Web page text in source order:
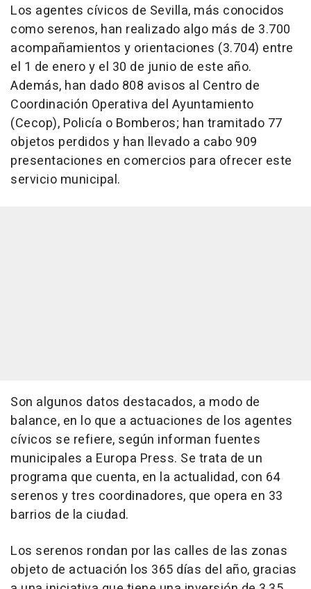
Los agentes cívicos de Sevilla, más conocidos
como serenos, han realizado algo más de 3.700
acompañamientos y orientaciones (3.704) entre
el 1 de enero y el 30 de junio de este año.
Además, han dado 808 avisos al Centro de
Coordinación Operativa del Ayuntamiento
(Cecop), Policía o Bomberos; han tramitado 77
objetos perdidos y han llevado a cabo 909
presentaciones en comercios para ofrecer este
servicio municipal.
Son algunos datos destacados, a modo de
balance, en lo que a actuaciones de los agentes
cívicos se refiere, según informan fuentes
municipales a Europa Press. Se trata de un
programa que cuenta, en la actualidad, con 64
serenos y tres coordinadores, que opera en 33
barrios de la ciudad.
Los serenos rondan por las calles de las zonas
objeto de actuación los 365 días del año, gracias